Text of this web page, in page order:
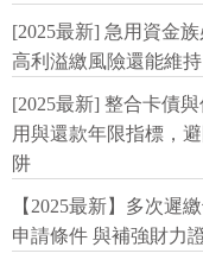
[2025最新] 急用資金
高利溢繳風險還能維
[2025最新] 整合卡債
用與還款年限指標，
阱
【2025最新】多次遲
申請條件 與補強財力